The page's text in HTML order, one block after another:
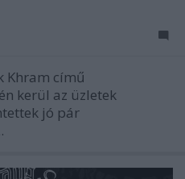
Khram című
kerül az üzletek
jó pár